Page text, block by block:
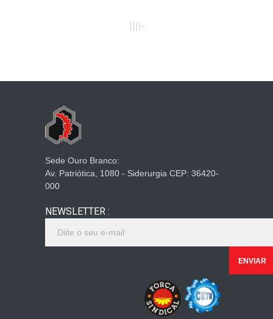
Sede Ouro Branco:
Av. Patriótica, 1080 - Siderurgia CEP: 36420-
000
NEWSLETTER :